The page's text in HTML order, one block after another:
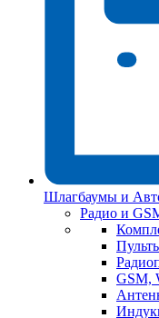
Шлагбаумы и
Радио и
GSM,